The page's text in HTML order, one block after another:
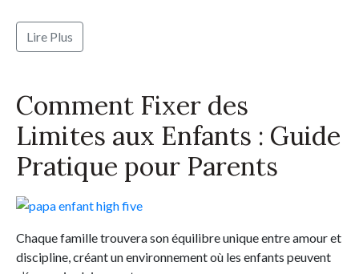
Lire Plus
Comment Fixer des
Limites aux Enfants : Guide
Pratique pour Parents
Chaque famille trouvera son équilibre unique entre amour et
discipline, créant un environnement où les enfants peuvent